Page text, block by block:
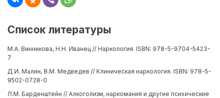
Список литературы
М.А. Винникова, Н.Н. Иванец // Наркология. ISBN: 978-5-9704-5423-
7
Д.И. Малин, В.М. Медведев // Клиническая наркология. ISBN: 978-5-
9502-0728-0
Л.М. Барденштейн // Алкоголизм, наркомания и другие психические